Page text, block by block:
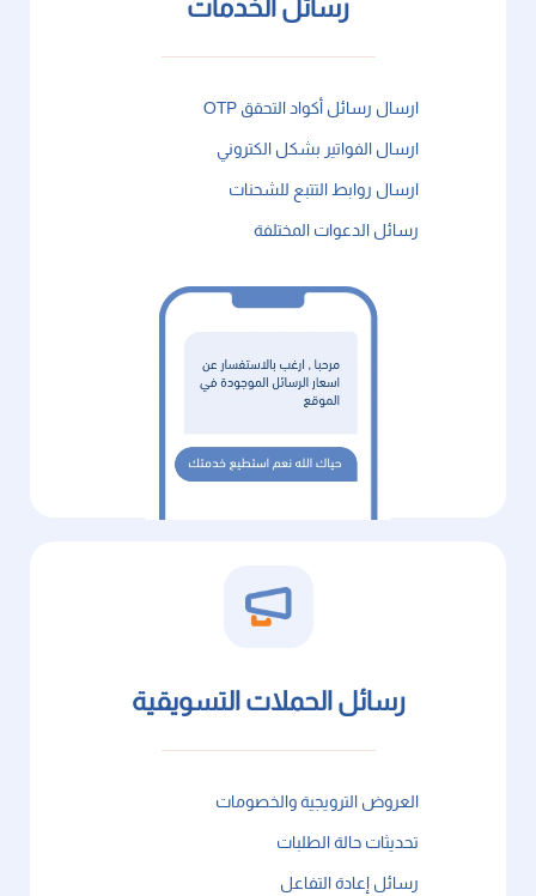
رسائل الخدمات
ارسال رسائل أكواد التحقق OTP
ارسال الفواتير بشكل الكتروني
ارسال روابط التتبع للشحنات
رسائل الدعوات المختلفة
رسائل الحملات التسويقية
العروض الترويجية والخصومات
تحديثات حالة الطلبات
رسائل إعادة التفاعل